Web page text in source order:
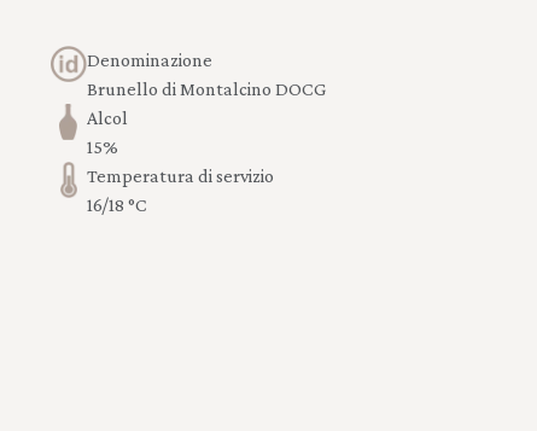
Denominazione
Brunello di Montalcino DOCG
Alcol
15%
Temperatura di servizio
16/18 °C